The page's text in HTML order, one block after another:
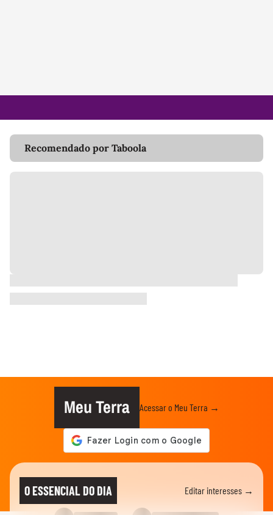
Recomendado por Taboola
Meu Terra Acessar o Meu Terra →
O ESSENCIAL DO DIA Editar interesses →